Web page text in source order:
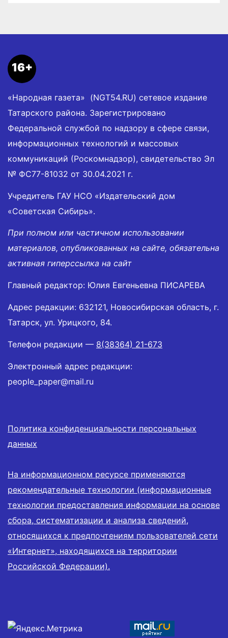
16+
«Народная газета» (NGT54.RU) сетевое издание
Татарского района. Зарегистрировано
Федеральной службой по надзору в сфере связи,
информационных технологий и массовых
коммуникаций (Роскомнадзор), свидетельство Эл
№ ФС77-81032 от 30.04.2021 г.
Учредитель ГАУ НСО «Издательский дом
«Советская Сибирь».
При полном или частичном использовании
материалов, опубликованных на сайте, обязательна
активная гиперссылка на сайт
Главный редактор: Юлия Евгеньевна ПИСАРЕВА
Адрес редакции: 632121, Новосибирская область, г.
Татарск, ул. Урицкого, 84.
Телефон редакции — 8(38364) 21-673
Электронный адрес редакции:
people_paper@mail.ru
Политика конфиденциальности персональных
данных
На информационном ресурсе применяются
рекомендательные технологии (информационные
технологии предоставления информации на основе
сбора, систематизации и анализа сведений,
относящихся к предпочтениям пользователей сети
«Интернет», находящихся на территории
Российской Федерации).